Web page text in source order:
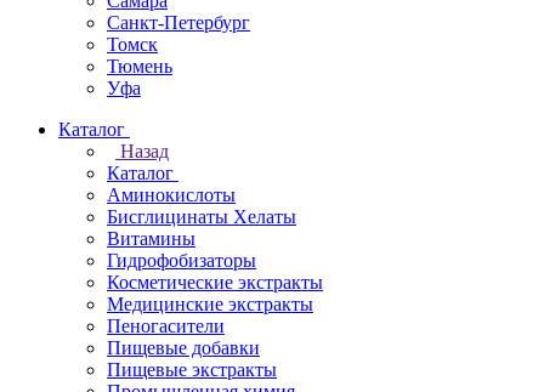
Санкт-Петербург
Томск
Тюмень
Уфа
Каталог
Назад
Каталог
Аминокислоты
Бисглицинаты Хелаты
Витамины
Гидрофобизаторы
Косметические экстракты
Медицинские экстракты
Пеногасители
Пищевые добавки
Пищевые экстракты